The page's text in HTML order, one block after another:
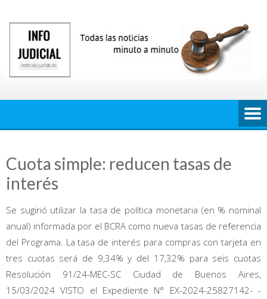
contenido
Cuota simple: reducen tasas de
interés
Se sugirió utilizar la tasa de política monetaria (en % nominal
anual) informada por el BCRA como nueva tasas de referencia
del Programa. La tasa de interés para compras con tarjeta en
tres cuotas será de 9,34% y del 17,32% para seis cuotas
Resolución 91/24-MEC-SC Ciudad de Buenos Aires,
15/03/2024 VISTO el Expediente N° EX-2024-25827142- -